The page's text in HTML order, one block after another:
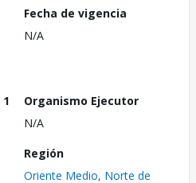
Fecha de vigencia
N/A
1
Organismo Ejecutor
N/A
Región
Oriente Medio, Norte de